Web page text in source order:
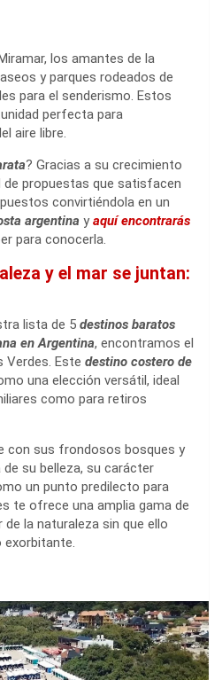
los amantes de la
y parques rodeados de
para el senderismo. Estos
perfecta para
aire libre.
? Gracias a su crecimiento
de propuestas que satisfacen
convirtiéndola en un
argentina yaquí encontrarás
para conocerla.
y el mar se juntan:
lista de 5 destinos baratos
en Argentina, encontramos el
Verdes. Este destino costero de
una elección versátil, ideal
como para retiros
con sus frondosos bosques y
su belleza, su carácter
un punto predilecto para
te ofrece una amplia gama de
la naturaleza sin que ello
exorbitante.